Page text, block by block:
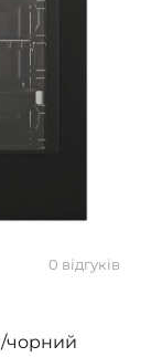
0 відгуків
чорний